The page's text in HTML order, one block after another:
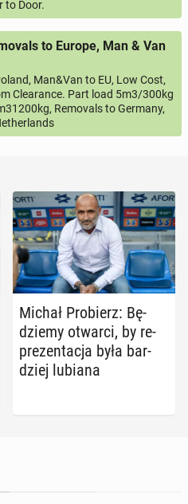
to Door.
to Europe, Man & Van
Man&Van to EU, Low Cost,
Clearance. Part load 5m3/300kg
Removals to Germany,
Michał Pro­bierz: Bę­
dzie­my otwarci, by re­
pre­zen­ta­cja była bar­
dziej lubiana